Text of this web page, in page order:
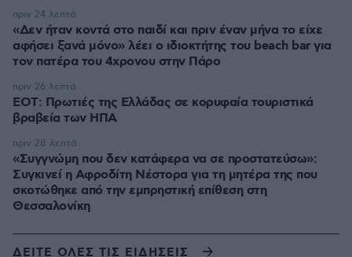
«Δεν ήταν κοντά στο παιδί και πριν έναν μήνα το είχε
αφήσει ξανά μόνο» λέει ο ιδιοκτήτης του beach bar για
τον πατέρα του 4χρονου στην Πάρο
πριν 24 λεπτά
ΕΟΤ: Πρωτιές της Ελλάδας σε κορυφαία τουριστικά
βραβεία των ΗΠΑ
πριν 26 λεπτά
«Συγγνώμη που δεν κατάφερα να σε προστατεύσω»:
Συγκινεί η Αφροδίτη Νέστορα για τη μητέρα της που
σκοτώθηκε από την εμπρηστική επίθεση στη
Θεσσαλονίκη
πριν 28 λεπτά
ΔΕΙΤΕ ΟΛΕΣ ΤΙΣ ΕΙΔΗΣΕΙΣ